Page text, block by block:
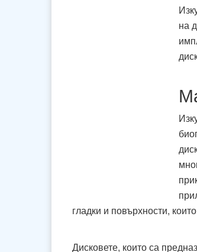
на
гладки и повърхности,
Дисковете, които са